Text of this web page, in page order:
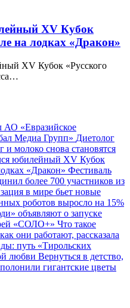
XV Кубок
на лодках «Дракон»
XV Кубок «Русского
АО «Евразийское
Медиа Групп» Диетолог
и молоко снова становятся
юбилейный XV Кубок
«Дракон» Фестиваль
более 700 участников из
в мире бьет новые
роботов выросло на 15%
объявляют о запуске
«СОЛО+» Что такое
они работают, рассказала
путь «Тирольских
любви Вернуться в детство,
гигантские цветы